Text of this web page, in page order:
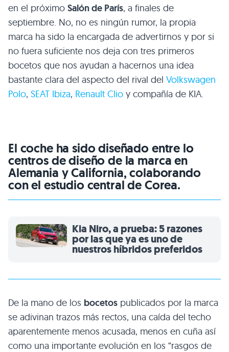
en el próximo Salón de París, a finales de
septiembre. No, no es ningún rumor, la propia
marca ha sido la encargada de advertirnos y por si
no fuera suficiente nos deja con tres primeros
bocetos que nos ayudan a hacernos una idea
bastante clara del aspecto del rival del Volkswagen
Polo, SEAT Ibiza, Renault Clio y compañía de KIA.
El coche ha sido diseñado entre lo
centros de diseño de la marca en
Alemania y California, colaborando
con el estudio central de Corea.
Kia Niro, a prueba: 5 razones
por las que ya es uno de
nuestros híbridos preferidos
De la mano de los bocetos publicados por la marca
se adivinan trazos más rectos, una caída del techo
aparentemente menos acusada, menos en cuña así
como una importante evolución en los “rasgos de